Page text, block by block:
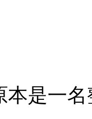
本是一名